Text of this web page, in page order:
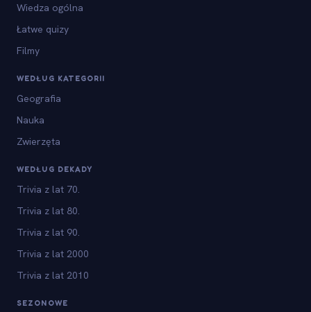
Wiedza ogólna
Łatwe quizy
Filmy
WEDŁUG KATEGORII
Geografia
Nauka
Zwierzęta
WEDŁUG DEKADY
Trivia z lat 70.
Trivia z lat 80.
Trivia z lat 90.
Trivia z lat 2000
Trivia z lat 2010
SEZONOWE